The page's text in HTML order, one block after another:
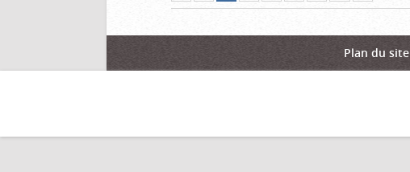
pageprécédente
actuelle)
suivante
page
Plan du site